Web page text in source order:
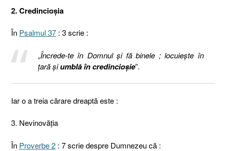
2. Credincioșia
În Psalmul 37 : 3 scrie :
„Încrede-te în Domnul şi fă binele ; locuieşte în
ţară şiumblă în credincioşie”.
Iar o a treia cărare dreaptă este :
3. Nevinovăția
În Proverbe 2 : 7 scrie despre Dumnezeu că :